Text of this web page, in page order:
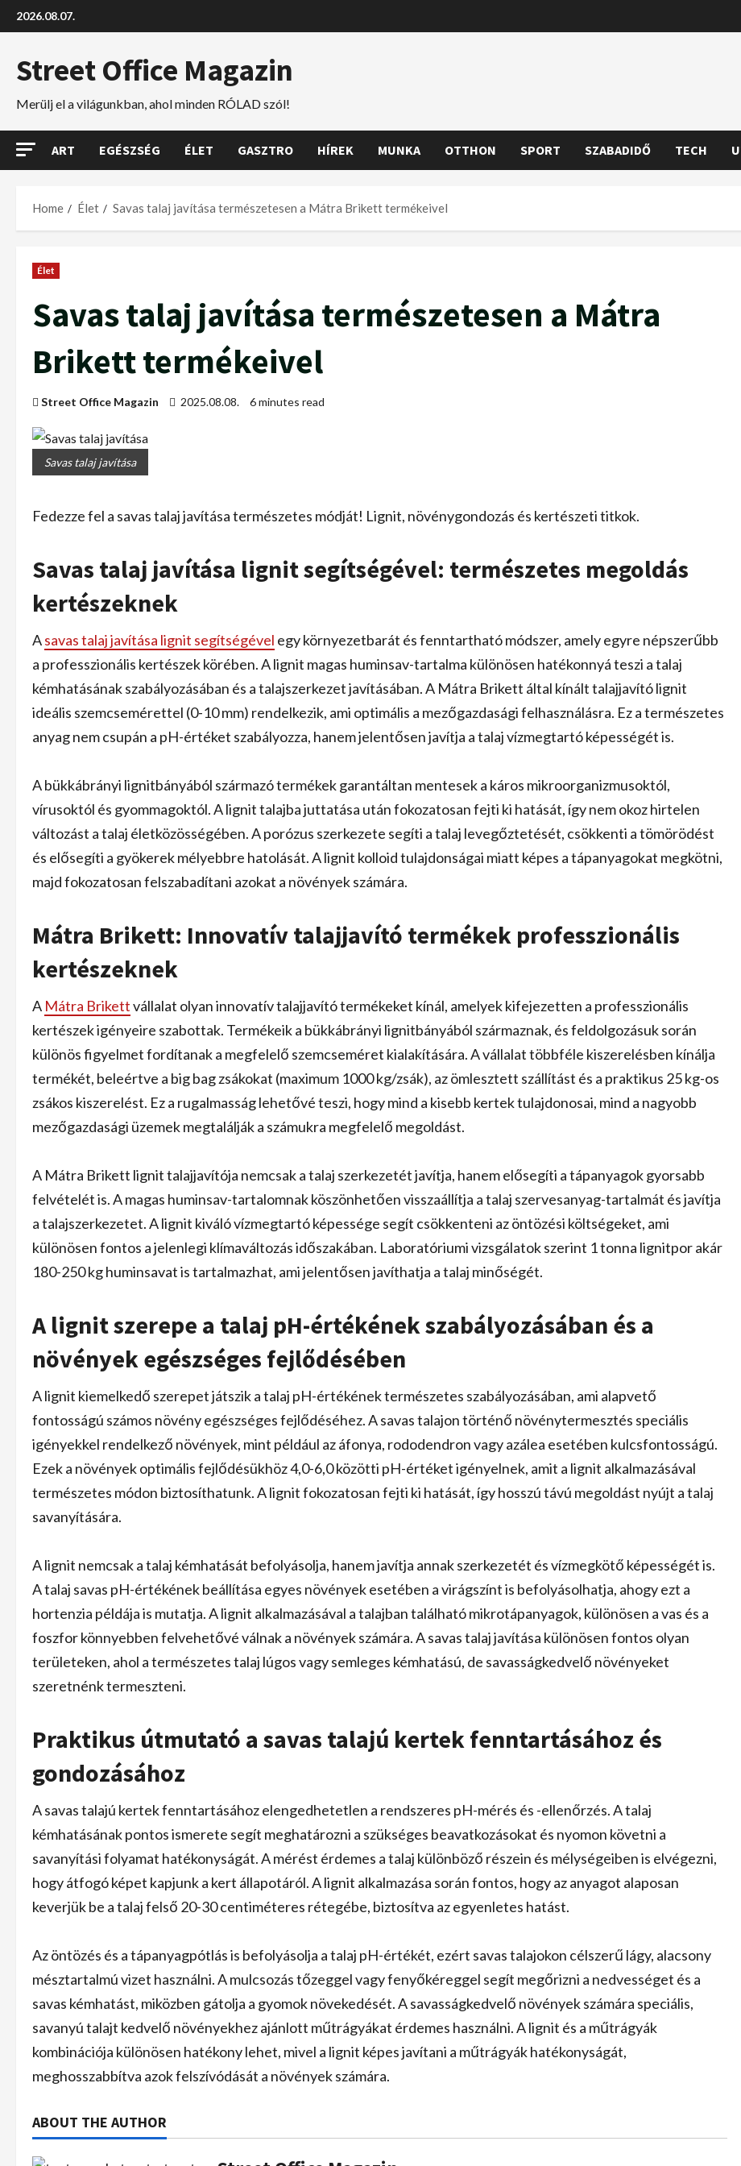
2026.08.07.
Street Office Magazin
Merülj el a világunkban, ahol minden RÓLAD szól!
ART EGÉSZSÉG ÉLET GASZTRO HÍREK MUNKA OTTHON SPORT SZABADIDŐ TECH
Home Élet Savas talaj javítása természetesen a Mátra Brikett termékeivel
Élet
Savas talaj javítása természetesen a Mátra
Brikett termékeivel
Street Office Magazin 2025.08.08. 6 minutes read
Savas talaj javítása
Fedezze fel a savas talaj javítása természetes módját! Lignit, növénygondozás és kertészeti titkok.
Savas talaj javítása lignit segítségével: természetes megoldás
kertészeknek
Asavas talaj javítása lignit segítségével egy környezetbarát és fenntartható módszer, amely egyre népszerűbb
a professzionális kertészek körében. A lignit magas huminsav-tartalma különösen hatékonnyá teszi a talaj
kémhatásának szabályozásában és a talajszerkezet javításában. A Mátra Brikett által kínált talajjavító lignit
ideális szemcsemérettel (0-10 mm) rendelkezik, ami optimális a mezőgazdasági felhasználásra. Ez a természetes
anyag nem csupán a pH-értéket szabályozza, hanem jelentősen javítja a talaj vízmegtartó képességét is.
A bükkábrányi lignitbányából származó termékek garantáltan mentesek a káros mikroorganizmusoktól,
vírusoktól és gyommagoktól. A lignit talajba juttatása után fokozatosan fejti ki hatását, így nem okoz hirtelen
változást a talaj életközösségében. A porózus szerkezete segíti a talaj levegőztetését, csökkenti a tömörödést
és elősegíti a gyökerek mélyebbre hatolását. A lignit kolloid tulajdonságai miatt képes a tápanyagokat megkötni,
majd fokozatosan felszabadítani azokat a növények számára.
Mátra Brikett: Innovatív talajjavító termékek professzionális
kertészeknek
A Mátra Brikettvállalat olyan innovatív talajjavító termékeket kínál, amelyek kifejezetten a professzionális
kertészek igényeire szabottak. Termékeik a bükkábrányi lignitbányából származnak, és feldolgozásuk során
különös figyelmet fordítanak a megfelelő szemcseméret kialakítására. A vállalat többféle kiszerelésben kínálja
termékét, beleértve a big bag zsákokat (maximum 1000 kg/zsák), az ömlesztett szállítást és a praktikus 25 kg-os
zsákos kiszerelést. Ez a rugalmasság lehetővé teszi, hogy mind a kisebb kertek tulajdonosai, mind a nagyobb
mezőgazdasági üzemek megtalálják a számukra megfelelő megoldást.
A Mátra Brikett lignit talajjavítója nemcsak a talaj szerkezetét javítja, hanem elősegíti a tápanyagok gyorsabb
felvételét is. A magas huminsav-tartalomnak köszönhetően visszaállítja a talaj szervesanyag-tartalmát és javítja
a talajszerkezetet. A lignit kiváló vízmegtartó képessége segít csökkenteni az öntözési költségeket, ami
különösen fontos a jelenlegi klímaváltozás időszakában. Laboratóriumi vizsgálatok szerint 1 tonna lignitpor akár
180-250 kg huminsavat is tartalmazhat, ami jelentősen javíthatja a talaj minőségét.
A lignit szerepe a talaj pH-értékének szabályozásában és a
növények egészséges fejlődésében
A lignit kiemelkedő szerepet játszik a talaj pH-értékének természetes szabályozásában, ami alapvető
fontosságú számos növény egészséges fejlődéséhez. A savas talajon történő növénytermesztés speciális
igényekkel rendelkező növények, mint például az áfonya, rododendron vagy azálea esetében kulcsfontosságú.
Ezek a növények optimális fejlődésükhöz 4,0-6,0 közötti pH-értéket igényelnek, amit a lignit alkalmazásával
természetes módon biztosíthatunk. A lignit fokozatosan fejti ki hatását, így hosszú távú megoldást nyújt a talaj
savanyítására.
A lignit nemcsak a talaj kémhatását befolyásolja, hanem javítja annak szerkezetét és vízmegkötő képességét is.
A talaj savas pH-értékének beállítása egyes növények esetében a virágszínt is befolyásolhatja, ahogy ezt a
hortenzia példája is mutatja. A lignit alkalmazásával a talajban található mikrotápanyagok, különösen a vas és a
foszfor könnyebben felvehetővé válnak a növények számára. A savas talaj javítása különösen fontos olyan
területeken, ahol a természetes talaj lúgos vagy semleges kémhatású, de savasságkedvelő növényeket
szeretnénk termeszteni.
Praktikus útmutató a savas talajú kertek fenntartásához és
gondozásához
A savas talajú kertek fenntartásához elengedhetetlen a rendszeres pH-mérés és -ellenőrzés. A talaj
kémhatásának pontos ismerete segít meghatározni a szükséges beavatkozásokat és nyomon követni a
savanyítási folyamat hatékonyságát. A mérést érdemes a talaj különböző részein és mélységeiben is elvégezni,
hogy átfogó képet kapjunk a kert állapotáról. A lignit alkalmazása során fontos, hogy az anyagot alaposan
keverjük be a talaj felső 20-30 centiméteres rétegébe, biztosítva az egyenletes hatást.
Az öntözés és a tápanyagpótlás is befolyásolja a talaj pH-értékét, ezért savas talajokon célszerű lágy, alacsony
mésztartalmú vizet használni. A mulcsozás tőzeggel vagy fenyőkéreggel segít megőrizni a nedvességet és a
savas kémhatást, miközben gátolja a gyomok növekedését. A savasságkedvelő növények számára speciális,
savanyú talajt kedvelő növényekhez ajánlott műtrágyákat érdemes használni. A lignit és a műtrágyák
kombinációja különösen hatékony lehet, mivel a lignit képes javítani a műtrágyák hatékonyságát,
meghosszabbítva azok felszívódását a növények számára.
ABOUT THE AUTHOR